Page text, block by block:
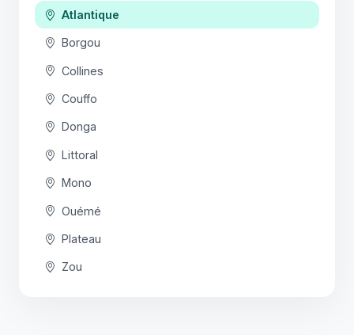
Atlantique
Borgou
Collines
Couffo
Donga
Littoral
Mono
Ouémé
Plateau
Zou